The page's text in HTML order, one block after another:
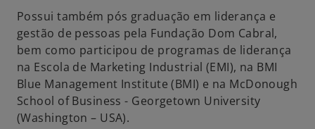
Possui também pós graduação em liderança e
gestão de pessoas pela Fundação Dom Cabral,
bem como participou de programas de liderança
na Escola de Marketing Industrial (EMI), na BMI
Blue Management Institute (BMI) e na McDonough
School of Business - Georgetown University
(Washington – USA).